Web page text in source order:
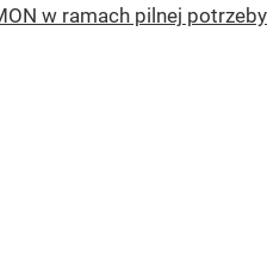
w ramach pilnej potrzeby